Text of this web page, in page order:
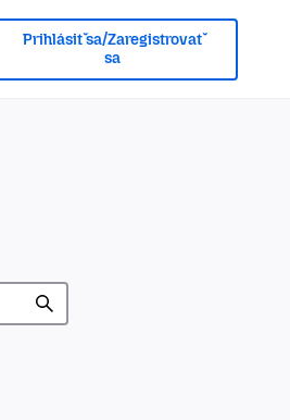
Prihlásiť sa/Zaregistrovať
sa